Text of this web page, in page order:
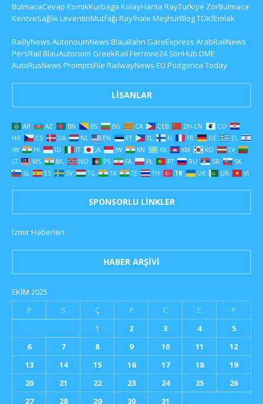
BulmacaCevap KomikKurbaga KolayHarita RayTurkiye ZorBulmaca
KentveSağlıkLeventinMutfağı Rayİhale MeşhurBlogTOKİEmlak
RaillyNews AutonoumNews BlauBahn GareExpress ArabRailNews
PersRail BlauAutonom GreekRail Ferrovie24 StiriHub DME
AutoRusNews PromptsFile RailwayNews EU Podgorica Today
LISANLAR
AR AZ BN BS BG CA CEB ZH-CN
CO
HR
CS DA NL EN ET TL FI FR DE
EL
IW
HI ID IT JA JW KN KK KM KO
LV
LT
MS ML NO PS FA PL PT RU SR
SK
SL
ES SV TG TA TE TH TR UK UR VI
SPONSORLU LINKLER
İzmir Haberleri
HABER ARŞIVI
EKIM 2025
P
S Ç P C C
P
1
2 3 4
5
6
7 8 9 10 11
12
13
14 15 16 17 18
19
20
21 22 23 24 25
26
27
28 29 30 31